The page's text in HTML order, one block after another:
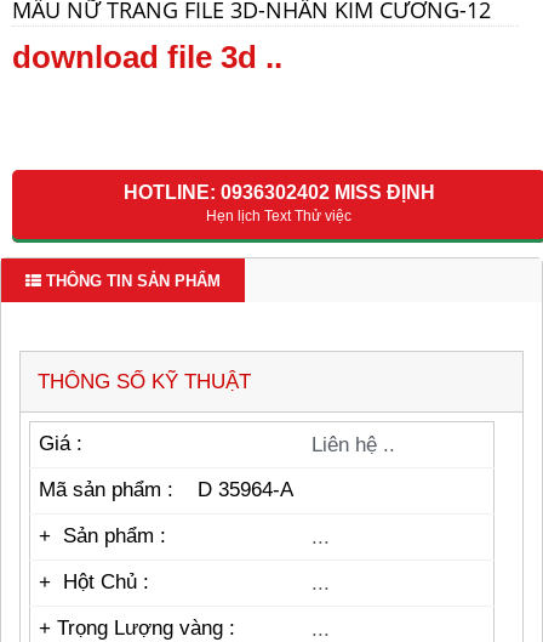
MẪU NỮ TRANG FILE 3D-NHẪN KIM CƯƠNG-12
download file 3d ..
HOTLINE: 0936302402 MISS ĐỊNH
Hẹn lịch Text Thử việc
THÔNG TIN SẢN PHẨM
THÔNG SỐ KỸ THUẬT
Giá :
Liên hệ ..
Mã sản phẩm : D 35964-A
+ Sản phẩm :
...
+ Hột Chủ :
...
+ Trọng Lượng vàng :
...